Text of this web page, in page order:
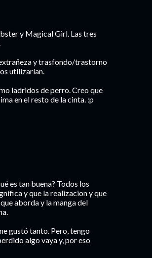
y Magical Girl. Las tres
y trasfondo/trastorno
utilizarían.
ladridos de perro. Creo que
en el resto de la cinta. :p
es tan buena? Todos los
y que la realizacion y que
aborda y la manga del
gustó tanto. Pero, tengo
algo vaya y, por eso